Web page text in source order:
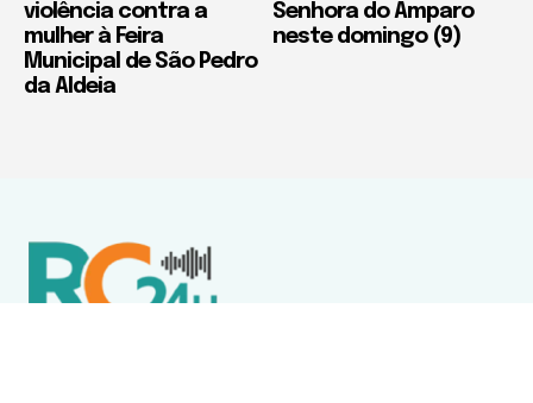
violência contra a
mulher à Feira
Municipal de São Pedro
da Aldeia
Senhora do Amparo
neste domingo (9)